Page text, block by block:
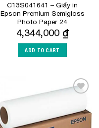
C13S041641 – Giấy in
Epson Premium Semigloss
Photo Paper 24
4,344,000 ₫
ADD TO CART